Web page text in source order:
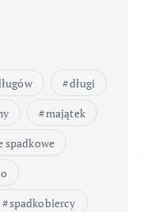
długi
majątek
spadkowe
spadkobiercy